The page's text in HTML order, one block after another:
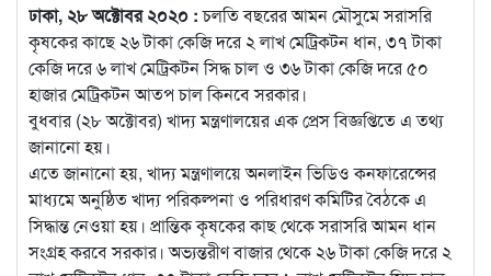
ঢাকা, ২৮ অক্টোবর ২০২০ :চলতি বছরের আমন মৌসুমে সরাসরি
কৃষকের কাছে ২৬ টাকা কেজি দরে ২ লাখ মেট্রিকটন ধান, ৩৭ টাকা
কেজি দরে ৬ লাখ মেট্রিকটন সিদ্ধ চাল ও ৩৬ টাকা কেজি দরে ৫০
হাজার মেট্রিকটনআতপ চাল কিনবে সরকার।
বুধবার (২৮ অক্টোবর) খাদ্য মন্ত্রণালয়ের এক প্রেস বিজ্ঞপ্তিতে এ তথ্য
জানানো হয়।
এতে জানানো হয়, খাদ্য মন্ত্রণালয়ে অনলাইন ভিডিও কনফারেন্সের
মাধ্যমে অনুষ্ঠিত খাদ্য পরিকল্পনা ও পরিধারণ কমিটির বৈঠকে এ
সিদ্ধান্ত নেওয়া হয়। প্রান্তিক কৃষকের কাছ থেকে সরাসরি আমন ধান
সংগ্রহ করবে সরকার। অভ্যন্তরীণ বাজার থেকে ২৬ টাকা কেজি দরে ২